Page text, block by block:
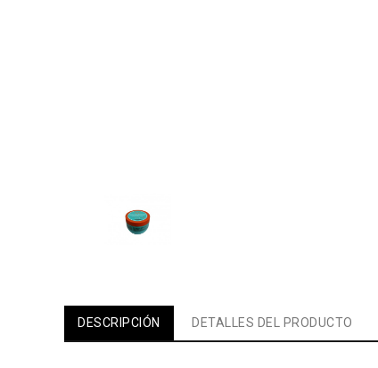
DESCRIPCIÓN DETALLES DEL PRODUCTO